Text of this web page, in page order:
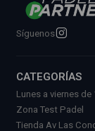
Síguenos
CATEGORÍAS
Lunes a viernes de
Zona Test Padel
Tienda Av Las